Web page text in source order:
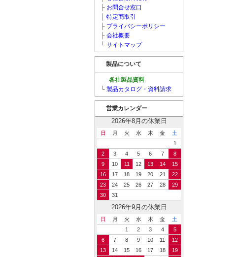
├ お問合せ窓口
├ 特定商取引
├ プライバシーポリシー
├ 会社概要
└ サイトマップ
製品について
各社製品資料
└ 製品カタログ・資料請求
営業カレンダー
2026年8月の休業日
日 月 火 水 木 金
土
1
2
3 4 5 6 7
8
9
10 11 12 13 14
15
16
17 18 19 20 21
22
23
24 25 26 27 28
29
30
31
2026年9月の休業日
日 月 火 水 木 金
土
1
2 3 4
5
6
7 8 9 10 11
12
13
14 15 16 17 18
19